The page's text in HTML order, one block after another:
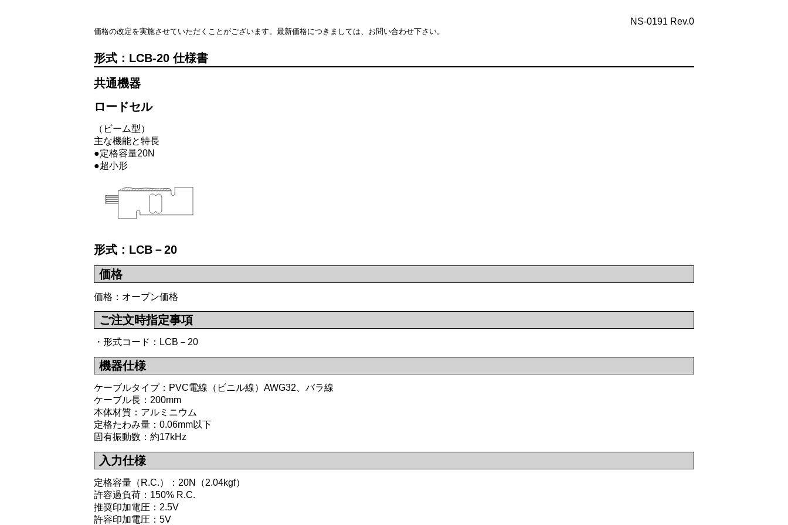
NS-0191 Rev.0
価格の改定を実施させていただくことがございます。最新価格につきましては、お問い合わせ下さい。
LCB-20
共通機器
ロードセル
（ビーム型）
主な機能と特長
●定格容量20N
●超小形
形式：LCB－20
価格
価格：オープン価格
ご注文時指定事項
・形式コード：LCB－20
機器仕様
ケーブルタイプ：PVC電線（ビニル線）AWG32、バラ線
ケーブル長：200mm
本体材質：アルミニウム
定格たわみ量：0.06mm以下
固有振動数：約17kHz
入力仕様
定格容量（R.C.）：20N（2.04kgf）
許容過負荷：150% R.C.
推奨印加電圧：2.5V
許容印加電圧：5V